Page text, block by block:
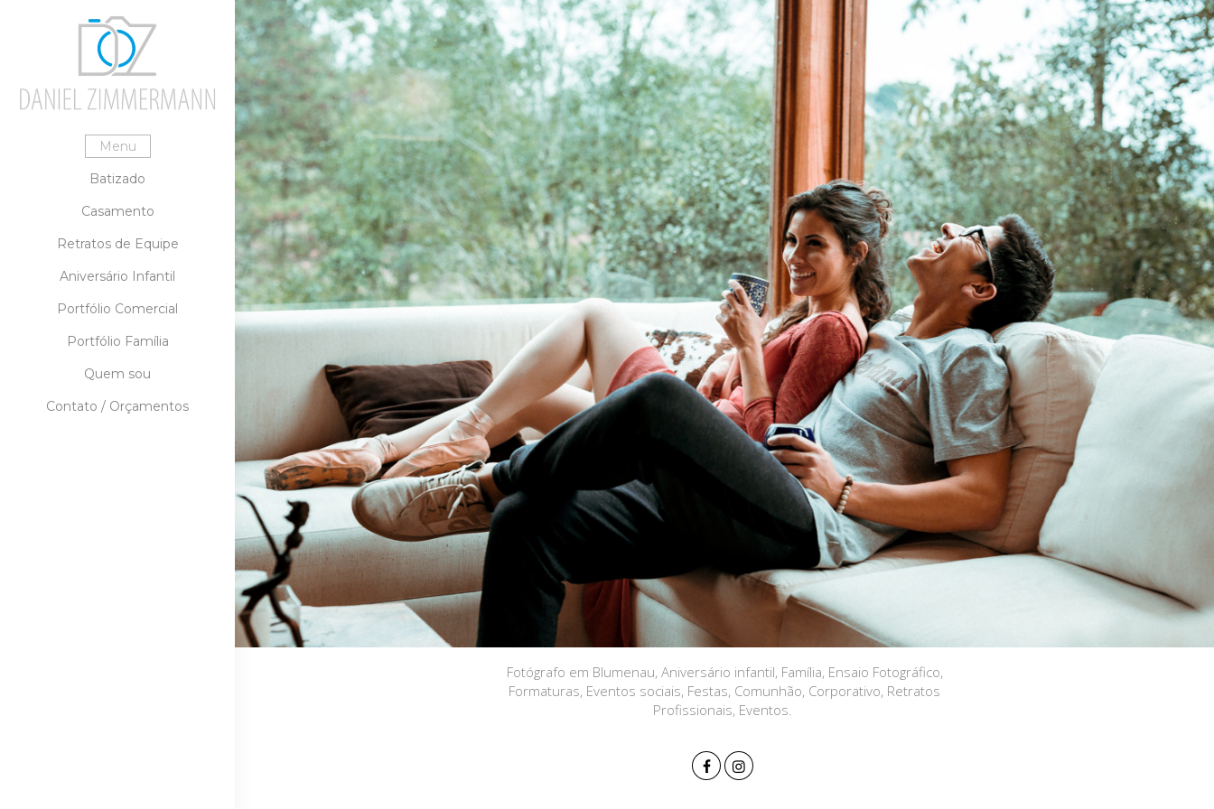
Menu
Batizado
Casamento
Retratos de Equipe
Aniversário Infantil
Portfólio Comercial
Portfólio Família
Quem sou
Contato / Orçamentos
Fotógrafo em Blumenau, Aniversário infantil, Família, Ensaio Fotográfico,
Formaturas, Eventos sociais, Festas, Comunhão, Corporativo, Retratos
Profissionais, Eventos.